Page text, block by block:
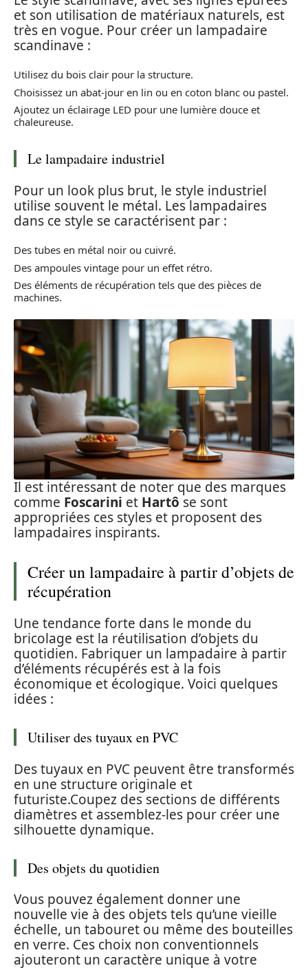
et son utilisation de matériaux naturels, est
très en vogue. Pour créer un lampadaire
scandinave :
Utilisez du bois clair pour la structure.
Choisissez un abat-jour en lin ou en coton blanc ou pastel.
Ajoutez un éclairage LED pour une lumière douce et
chaleureuse.
Le lampadaire industriel
Pour un look plus brut, le style industriel
utilise souvent le métal. Les lampadaires
dans ce style se caractérisent par :
Des tubes en métal noir ou cuivré.
Des ampoules vintage pour un effet rétro.
Des éléments de récupération tels que des pièces de
machines.
Il est intéressant de noter que des marques
comme Foscarini et Hartô se sont
appropriées ces styles et proposent des
lampadaires inspirants.
Créer un lampadaire à partir d’objets de
récupération
Une tendance forte dans le monde du
bricolage est la réutilisation d’objets du
quotidien. Fabriquer un lampadaire à partir
d’éléments récupérés est à la fois
économique et écologique. Voici quelques
idées :
Utiliser des tuyaux en PVC
Des tuyaux en PVC peuvent être transformés
en une structure originale et
futuriste.Coupez des sections de différents
diamètres et assemblez-les pour créer une
silhouette dynamique.
Des objets du quotidien
Vous pouvez également donner une
nouvelle vie à des objets tels qu’une vieille
échelle, un tabouret ou même des bouteilles
en verre. Ces choix non conventionnels
ajouteront un caractère unique à votre